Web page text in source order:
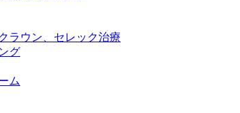
ラウン、セレック治療
グ
ム